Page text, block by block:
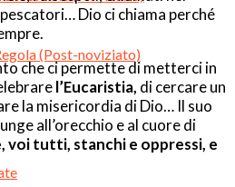
(Post-noviziato)
Dio ci chiama perché
che ci permette di metterci in
l’Eucaristia, di cercare un
la misericordia di Dio… Il suo
all’orecchio e al cuore di
voi tutti, stanchi e oppressi, e